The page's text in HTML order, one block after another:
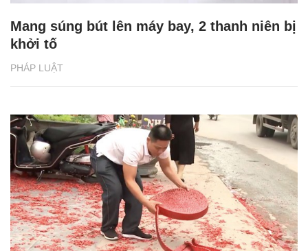
PHÁP LUẬT
Mang súng bút lên máy bay, 2 thanh niên bị
khởi tố